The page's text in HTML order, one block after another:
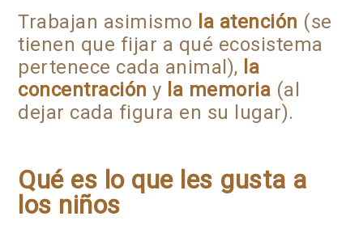
Trabajan asimismo la atención (se
tienen que fijar a qué ecosistema
pertenece cada animal), la
concentracióny la memoria (al
dejar cada figura en su lugar).
Qué es lo que les gusta a
los niños